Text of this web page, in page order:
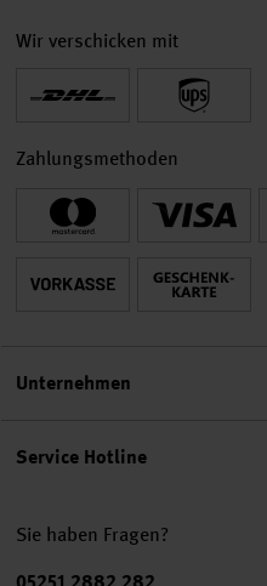
Service Hotline
Sie haben Fragen?
Telefonnummer
Wir verschicken mit
Zahlungsmethoden
Unternehmen